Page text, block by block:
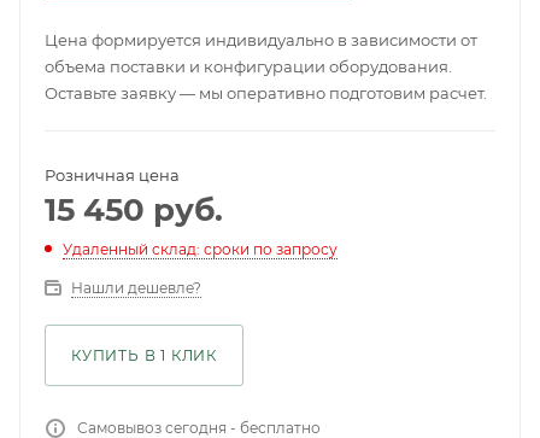
Цена формируется индивидуально в зависимости от
объема поставки и конфигурации оборудования.
Оставьте заявку — мы оперативно подготовим расчет.
Розничная цена
15 450 руб.
Удаленный склад: сроки по запросу
Нашли дешевле?
КУПИТЬ В 1 КЛИК
Самовывоз сегодня - бесплатно